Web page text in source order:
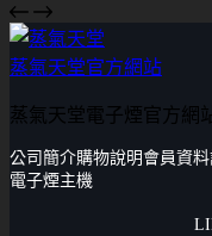
蒸氣天堂官方網站
蒸氣天堂電子煙官方網
公司簡介購物說明會員資料
電子煙主機